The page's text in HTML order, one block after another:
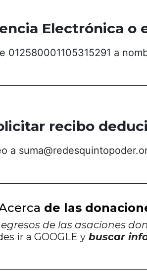
Electrónica o
012580001105315291 a
recibo
a
de las
de las asaciones
ir a GOOGLE ybuscar